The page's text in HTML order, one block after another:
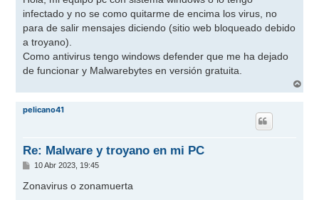
a
j
e
infectado y no se como quitarme de encima los virus, no
para de salir mensajes diciendo (sitio web bloqueado debido
a troyano).
Como antivirus tengo windows defender que me ha dejado
de funcionar y Malwarebytes en versión gratuita.
r
pelicano41
Re: Malware y troyano en mi PC
M
n
s
10 Abr 2023, 19:45
Zonavirus o zonamuerta